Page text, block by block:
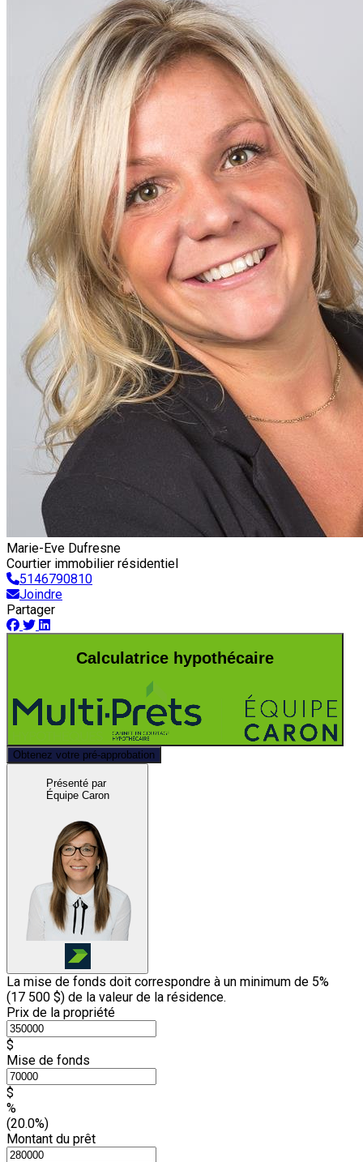
Marie-Eve Dufresne
Courtier immobilier résidentiel
5146790810
Joindre
Partager
Calculatrice hypothécaire
Obtenez votre pré-approbation
Présenté par
Équipe Caron
La mise de fonds doit correspondre à un minimum de 5%
(17 500 $) de la valeur de la résidence.
Prix de la propriété
$
Mise de fonds
$
%
(20.0%)
Montant du prêt